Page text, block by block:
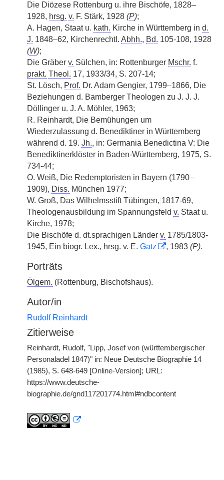
Die Diözese Rottenburg u. ihre Bischöfe, 1828–
1928, hrsg. v. F. Stärk, 1928 (P);
A. Hagen, Staat u. kath. Kirche in Württemberg in d.
J. 1848–62, Kirchenrechtl. Abhh., Bd. 105-108, 1928
(W);
Die Gräber v. Sülchen, in: Rottenburger Mschr. f.
prakt. Theol. 17, 1933/34, S. 207-14;
St. Lösch, Prof. Dr. Adam Gengier, 1799–1866, Die
Beziehungen d. Bamberger Theologen zu J. J. J.
Döllinger u. J. A. Möhler, 1963;
R. Reinhardt, Die Bemühungen um
Wiederzulassung d. Benediktiner in Württemberg
während d. 19. Jh., in: Germania Benedictina V: Die
Benediktinerklöster in Baden-Württemberg, 1975, S.
734-44;
O. Weiß, Die Redemptoristen in Bayern (1790–
1909), Diss. München 1977;
W. Groß, Das Wilhelmsstift Tübingen, 1817-69,
Theologenausbildung im Spannungsfeld v. Staat u.
Kirche, 1978;
Die Bischöfe d. dt.sprachigen Länder v. 1785/1803-
1945, Ein biogr. Lex., hrsg. v. E. Gatz , 1983 (P).
Porträts
Ölgem. (Rottenburg, Bischofshaus).
Autor/in
Rudolf Reinhardt
Zitierweise
Reinhardt, Rudolf, "Lipp, Josef von (württembergischer
Personaladel 1847)" in: Neue Deutsche Biographie 14
(1985), S. 648-649 [Online-Version]; URL:
https://www.deutsche-
biographie.de/gnd117201774.html#ndbcontent